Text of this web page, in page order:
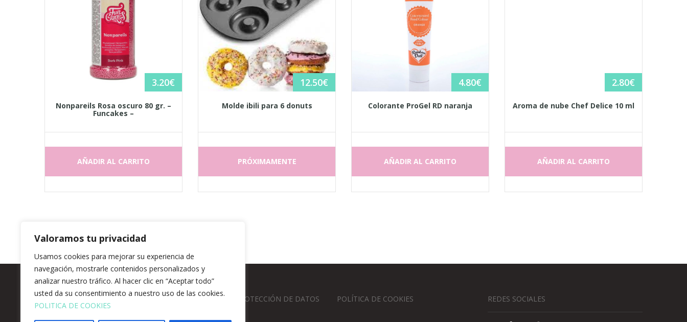
Valoramos tu privacidad
Usamos cookies para mejorar su experiencia de
navegación, mostrarle contenidos personalizados y
analizar nuestro tráfico. Al hacer clic en “Aceptar todo”
usted da su consentimiento a nuestro uso de las cookies.
POLITICA DE COOKIES
3.20€
Nonpareils Rosa oscuro 80 gr. –
Funcakes –
AÑADIR AL CARRITO
12.50€
Molde ibili para 6 donuts
PRÓXIMAMENTE
4.80€
Colorante ProGel RD naranja
AÑADIR AL CARRITO
2.80€
Aroma de nube Chef Delice 10 ml
AÑADIR AL CARRITO
BLOG TIENDA CONTACTO COMPROMISO PROTECCIÓN DE DATOS
POLÍTICA DE COOKIES
POLÍTICA DE PRIVACIDAD
REDES SOCIALES